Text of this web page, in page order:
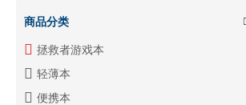
商品分类
拯救者游戏本
轻薄本
便携本